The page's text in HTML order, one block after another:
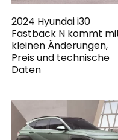
2024 Hyundai i30
Fastback N kommt
kleinen Änderungen,
Preis und technische
Daten